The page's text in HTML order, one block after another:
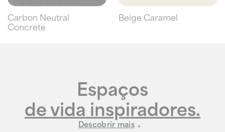
Concrete
de vida inspiradores.
Descobrir mais